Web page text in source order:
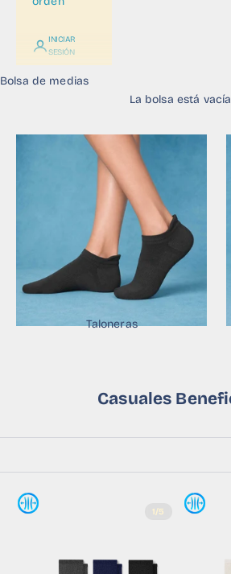
INICIAR
SESIÓN
Bolsa de medias
La bolsa está vacía
Taloneras
Casuales
1/5